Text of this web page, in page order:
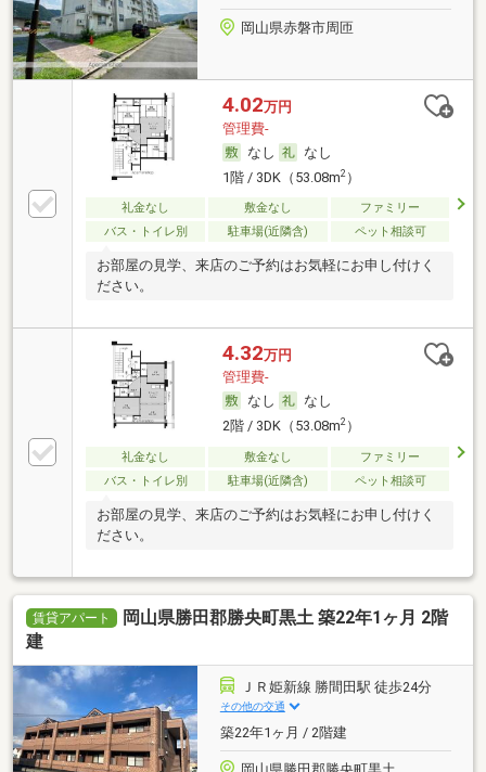
岡山県赤磐市周匝
4.02万円
管理費-
なし
なし
1階 / 3DK（53.08m2）
礼金なし 敷金なし
ファミリー
バス・トイレ別
駐車場(近隣含) ペット相談可
お部屋の見学、来店のご予約はお気軽にお申し付けく
ださい。
4.32万円
管理費-
なし
なし
2階 / 3DK（53.08m2）
礼金なし 敷金なし
ファミリー
バス・トイレ別
駐車場(近隣含) ペット相談可
お部屋の見学、来店のご予約はお気軽にお申し付けく
ださい。
賃貸アパート
岡山県勝田郡勝央町黒土 築22年1ヶ月 2階
建
ＪＲ姫新線 勝間田駅 徒歩24分
その他の交通
築22年1ヶ月 / 2階建